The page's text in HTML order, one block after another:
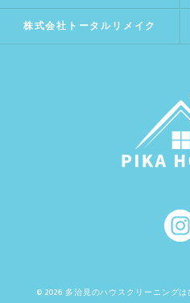
株式会社トータルリメイク
© 2026 多治見のハウスクリーニングは